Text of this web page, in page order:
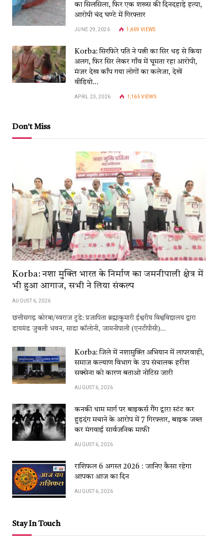
का सिलसिला, फिर एक शख्स की दिनदहाड़े हत्या,
आरोपी चंद घण्टे में गिरफ्तार
JUNE 29, 2026 1,469VIEWS
Korba: सिरफिरे पति ने पत्नी का सिर धड़ से किया
अलग, फिर सिर लेकर गाँव में घूमता रहा आरोपी,
मंजर देख काँप गया लोगों का कलेजा, देखें
वीडियो…
APRIL 23, 2026 1,165VIEWS
Don't Miss
Korba: नशा मुक्ति भारत के निर्माण का जमनीपाली क्षेत्र में
भी हुआ आगाज, सभी ने लिया संकल्प
AUGUST 6, 2026
छत्तीसगढ़ कोरबा/स्वराज टुडे: प्रजापिता ब्रह्माकुमारी ईश्वरीय विश्वविद्यालय द्वारा
डायमंड जुबली भवन, साडा कॉलोनी, जामनीपाली (एनटीपीसी)…
Korba: जिले में नशामुक्ति अभियान में लापरवाही,
समाज कल्याण विभाग के उप संचालक हरीश
सक्सेना को कारण बताओ नोटिस जारी
AUGUST 6, 2026
कनकी धाम मार्ग पर बाइकर्स गैंग द्वारा स्टंट कर
हुड़दंग मचाने के आरोप में 7 गिरफ्तार, बाइक जब्त
कर मंगवाई सार्वजनिक माफी
AUGUST 6, 2026
राशिफल 6 अगस्त 2026 : जानिए कैसा रहेगा
आपका आज का दिन
AUGUST 6, 2026
Stay In Touch